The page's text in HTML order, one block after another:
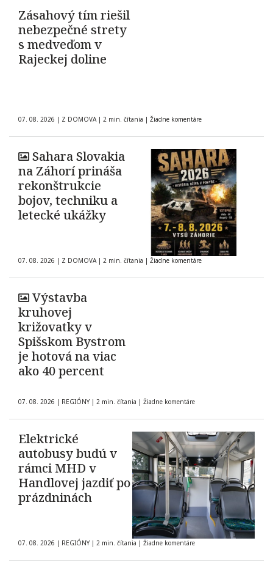
Zásahový tím riešil
nebezpečné strety
s medveďom v
Rajeckej doline
07. 08. 2026 | Z DOMOVA | 2 min. čítania | Žiadne komentáre
Sahara Slovakia
na Záhorí prináša
rekonštrukcie
bojov, techniku a
letecké ukážky
07. 08. 2026 | Z DOMOVA | 2 min. čítania | Žiadne komentáre
Výstavba
kruhovej
križovatky v
Spišskom Bystrom
je hotová na viac
ako 40 percent
07. 08. 2026 | REGIÓNY | 2 min. čítania | Žiadne komentáre
Elektrické
autobusy budú v
rámci MHD v
Handlovej jazdiť po
prázdninách
07. 08. 2026 | REGIÓNY | 2 min. čítania | Žiadne komentáre